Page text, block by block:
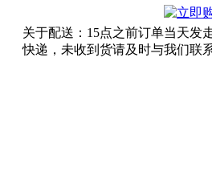
关于配送：15点之前订单当天发
快递，未收到货请及时与我们联系